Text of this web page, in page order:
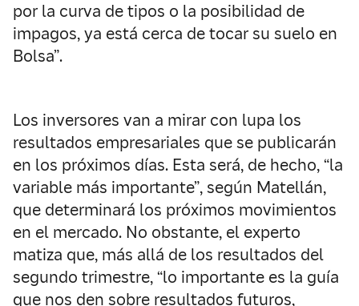
por la curva de tipos o la posibilidad de
impagos, ya está cerca de tocar su suelo en
Bolsa”.
Los inversores van a mirar con lupa los
resultados empresariales que se publicarán
en los próximos días. Esta será, de hecho, “la
variable más importante”, según Matellán,
que determinará los próximos movimientos
en el mercado. No obstante, el experto
matiza que, más allá de los resultados del
segundo trimestre, “lo importante es la guía
que nos den sobre resultados futuros,